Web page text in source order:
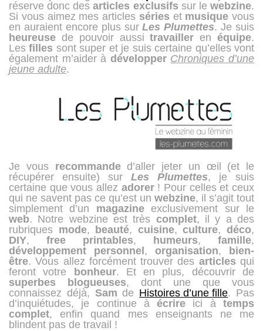
réserve donc desarticles exclusifs sur lewebzine.
Si vous aimez mes articles séries et musique vous
en auraient encore plus surLes Plumettes. Je suis
heureuse de pouvoir aussitravailler enéquipe.
Lesfilles sont super et je suis certaine qu’elles vont
également m’aider à développer Chroniques d’une
jeune adulte.
Je vous recommanded’aller jeter un œil (et le
récupérer ensuite) sur Les Plumettes, je suis
certaine que vous allez adorer! Pour celles et ceux
qui ne savent pas ce qu’est un webzine, il s’agit tout
simplement d’un magazineexclusivement sur le
web. Notre webzine est très complet, il y a des
rubriques mode, beauté, cuisine,culture,déco,
DIY, free printables, humeurs, famille,
développement
personnel, organisation, bien-
être. Vous allez forcément trouver des articles qui
feront votre bonheur. Et en plus, découvrir de
superbes
blogueuses, dont une que vous
connaissez déjà, Sam de Histoires d’une fille. Pas
d’inquiétudes, je continue àécrire ici àtemps
complet, enfin quand mes enseignants ne me
blindent pas de travail !